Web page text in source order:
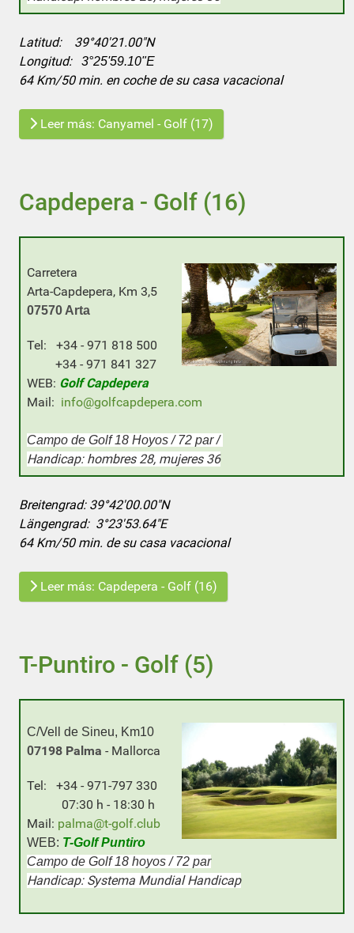
Latitud: 39°40'21.00"N
Longitud: 3°25'59.10"E
64 Km/50 min. en coche de su casa vacacional
Leer más: Canyamel - Golf (17)
Capdepera - Golf (16)
Carretera
Arta-Capdepera, Km 3,5
07570 Arta
Tel: +34 - 971 818 500
+34 - 971 841 327
WEB: Golf Capdepera
Mail: info@golfcapdepera.com
Campo de Golf 18 Hoyos / 72 par /
Handicap: hombres 28, mujeres 36
Breitengrad: 39°42'00.00"N
Längengrad: 3°23'53.64"E
64 Km/50 min. de su casa vacacional
Leer más: Capdepera - Golf (16)
T-Puntiro - Golf (5)
C/Vell de Sineu, Km10
07198 Palma - Mallorca
Tel: +34 - 971-797 330
07:30 h - 18:30 h
Mail: palma@t-golf.club
WEB: T-Golf Puntiro
Campo de Golf 18 hoyos / 72 par
Handicap: Systema Mundial Handicap